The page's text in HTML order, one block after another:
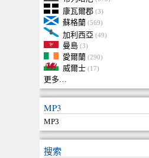
康瓦爾郡 (3)
蘇格蘭 (569)
加利西亞 (49)
曼島 (3)
愛爾蘭 (290)
威爾士 (17)
更多…
MP3
MP3
搜索